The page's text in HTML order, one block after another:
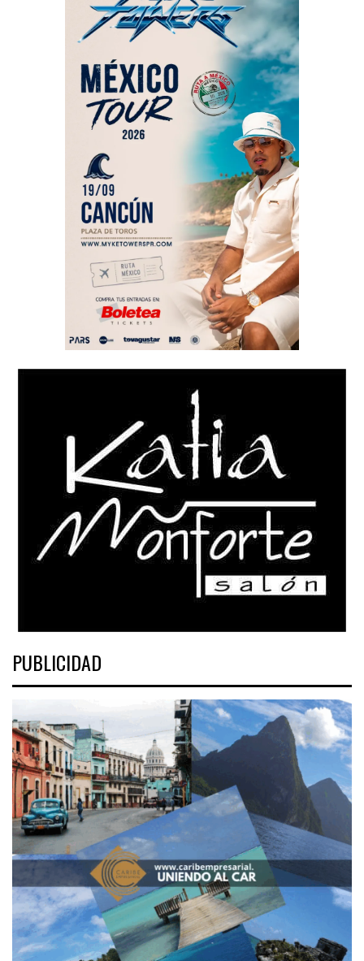
PUBLICIDAD